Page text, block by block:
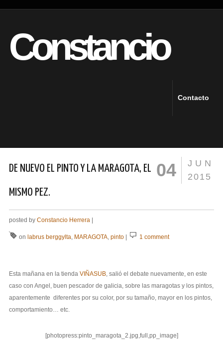
Constancio
Contacto
DE NUEVO EL PINTO Y LA MARAGOTA, EL
MISMO PEZ.
JUN
2015
04
posted by Constancio Herrera |
on labrus berggylta MARAGOTA, pinto| 1 comment
Esta mañana en la tienda VIÑASUB, salió el debate nuevamente, en este
caso con Angel, buen pescador de galicia, sobre las maragotas y los pintos,
aparentemente diferentes por su color, por su tamaño, mayor en los pintos,
comportamiento… etc.
[photopress:pinto_maragota_2.jpg,full,pp_image]